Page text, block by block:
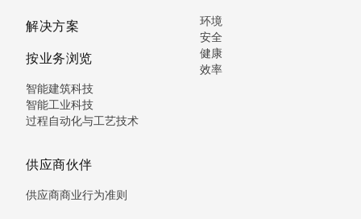
解决方案
按业务浏览
智能建筑科技
智能工业科技
过程自动化与工艺技术
供应商伙伴
供应商商业行为准则
环境
安全
健康
效率